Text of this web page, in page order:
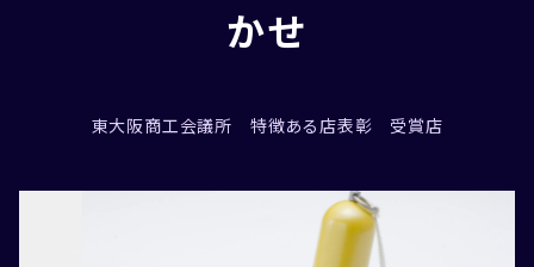
かせ
東大阪商工会議所 特徴ある店表彰 受賞店